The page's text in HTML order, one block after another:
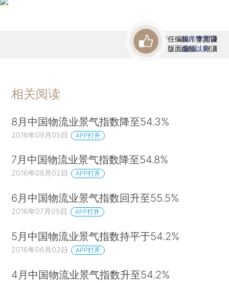
责任编辑：李雨谦
版面编辑：刘潇
首席赞赏官
虚位以待
相关阅读
8月中国物流业景气指数降至54.3%
2016年09月05日 APP打开
7月中国物流业景气指数降至54.8%
2016年08月02日 APP打开
6月中国物流业景气指数回升至55.5%
2016年07月05日 APP打开
5月中国物流业景气指数持平于54.2%
2016年06月02日 APP打开
4月中国物流业景气指数升至54.2%